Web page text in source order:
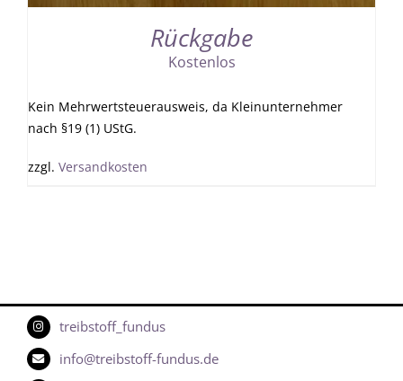
Rückgabe
Kostenlos
Kein Mehrwertsteuerausweis, da Kleinunternehmer
nach §19 (1) UStG.
zzgl. Versandkosten
treibstoff_fundus
info@treibstoff-fundus.de